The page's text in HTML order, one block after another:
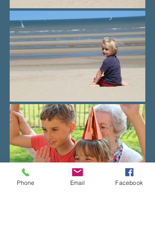
Phone Email Facebook